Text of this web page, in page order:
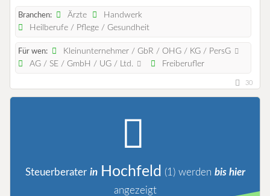
Branchen: Ärzte
Handwerk
Heilberufe / Pflege / Gesundheit
Für wen:
Kleinunternehmer / GbR / OHG / KG / PersG
AG / SE / GmbH / UG / Ltd.
Freiberufler
30
Steuerberater in Hochfeld (1)werden bis hier
angezeigt